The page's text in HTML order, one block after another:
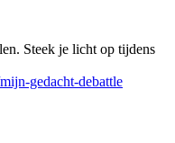
Steek je licht op tijdens
gedacht-debattle